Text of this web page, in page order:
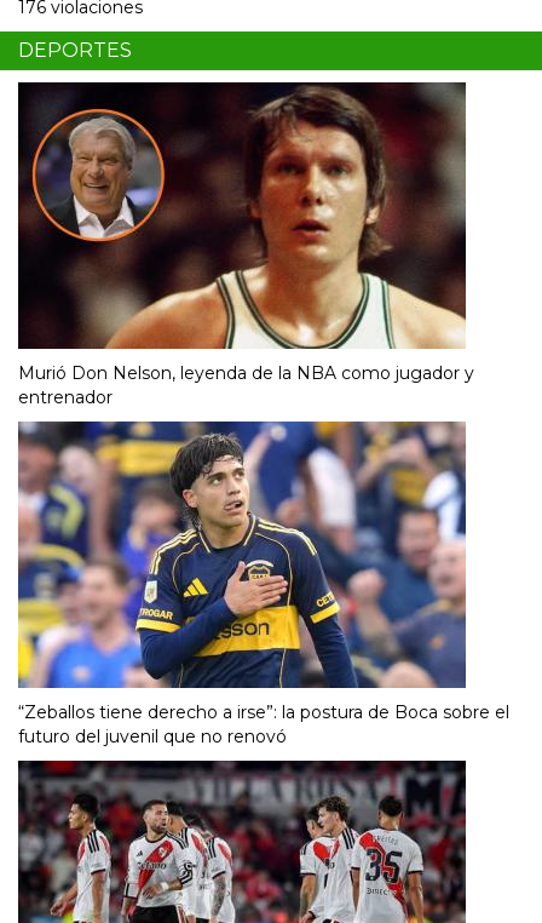
176 violaciones
DEPORTES
Murió Don Nelson, leyenda de la NBA como jugador y
entrenador
“Zeballos tiene derecho a irse”: la postura de Boca sobre el
futuro del juvenil que no renovó